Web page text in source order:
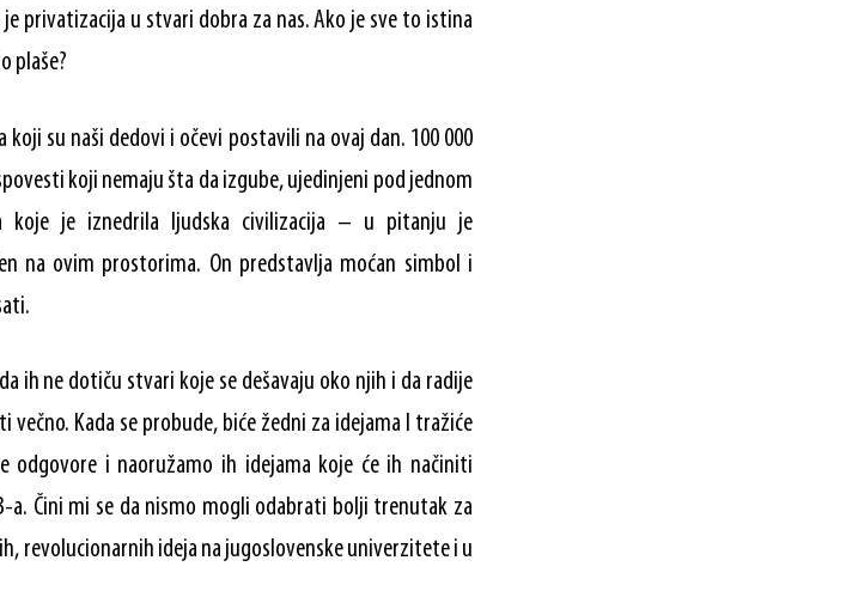
privatizacija u stvari dobra za nas. Ako je sve to istina
plaše?
su naši dedovi i očevi postavili na ovaj dan. 100 000
koji nemaju šta da izgube, ujedinjeni pod jednom
koje je iznedrila ljudska civilizacija – u pitanju je
na ovim prostorima. On predstavlja moćan simbol i
ih ne dotiču stvari koje se dešavaju oko njih i da radije
Kada se probude, biće žedni za idejama I tražiće
i naoružamo ih idejama koje će ih načiniti
a. Čini mi se da nismo mogli odabrati bolji trenutak za
revolucionarnih ideja na jugoslovenske univerzitete i u